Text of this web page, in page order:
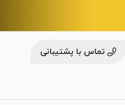
تماس با پشتیبانی